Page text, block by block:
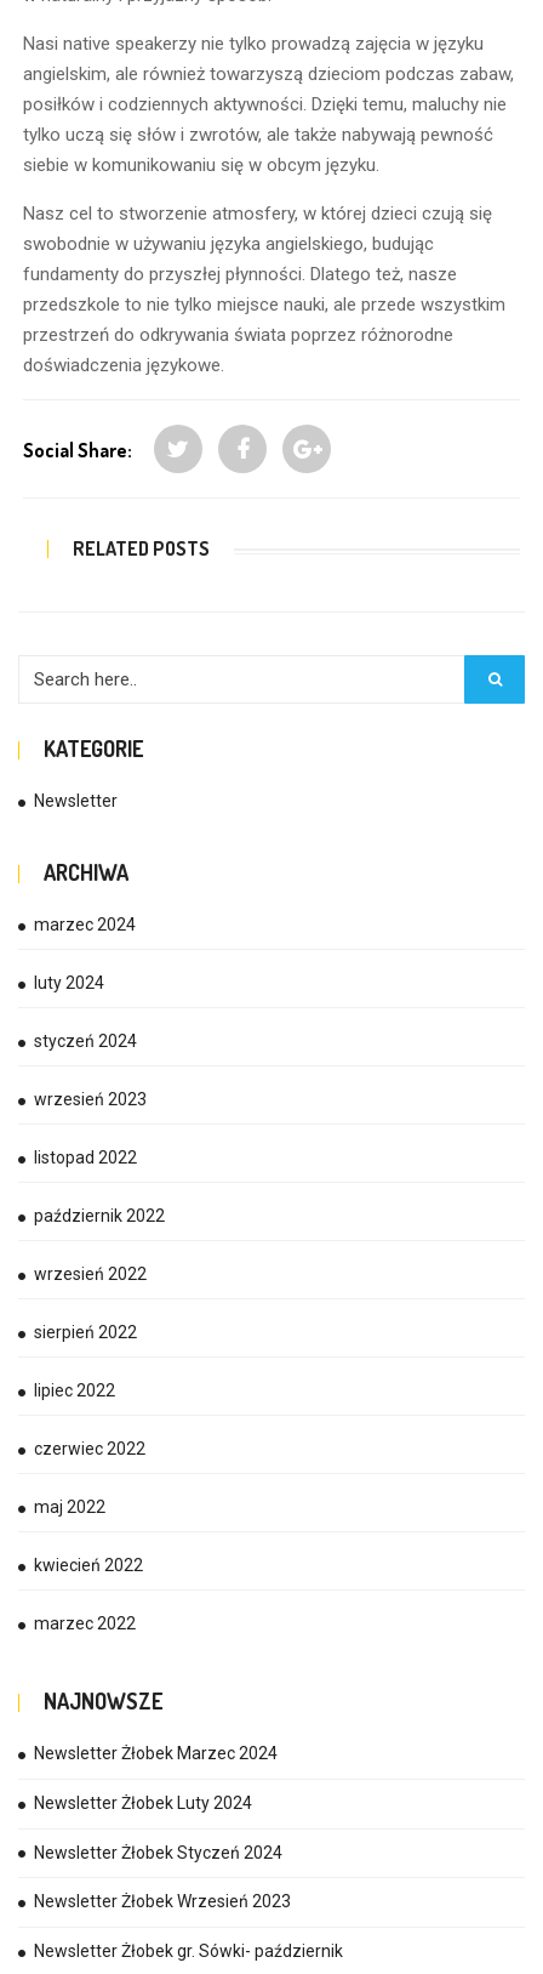
Nasi native speakerzy nie tylko prowadzą zajęcia w języku
angielskim, ale również towarzyszą dzieciom podczas zabaw,
posiłków i codziennych aktywności. Dzięki temu, maluchy nie
tylko uczą się słów i zwrotów, ale także nabywają pewność
siebie w komunikowaniu się w obcym języku.
Nasz cel to stworzenie atmosfery, w której dzieci czują się
swobodnie w używaniu języka angielskiego, budując
fundamenty do przyszłej płynności. Dlatego też, nasze
przedszkole to nie tylko miejsce nauki, ale przede wszystkim
przestrzeń do odkrywania świata poprzez różnorodne
doświadczenia językowe.
Social Share:
RELATED POSTS
KATEGORIE
Newsletter
ARCHIWA
marzec 2024
luty 2024
styczeń 2024
wrzesień 2023
listopad 2022
październik 2022
wrzesień 2022
sierpień 2022
lipiec 2022
czerwiec 2022
maj 2022
kwiecień 2022
marzec 2022
NAJNOWSZE
Newsletter Żłobek Marzec 2024
Newsletter Żłobek Luty 2024
Newsletter Żłobek Styczeń 2024
Newsletter Żłobek Wrzesień 2023
Newsletter Żłobek gr. Sówki- październik